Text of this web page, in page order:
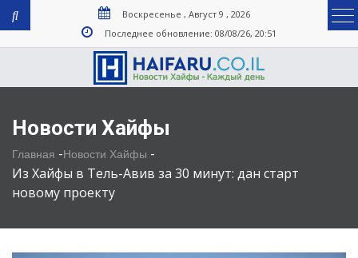
Воскресенье , Август 9 , 2026
Последнее обновление: 08/08/26, 20:51
Новости Хайфы
Главная -Новости Хайфы -
Из Хайфы в Тель-Авив за 30 минут: дан старт
новому проекту